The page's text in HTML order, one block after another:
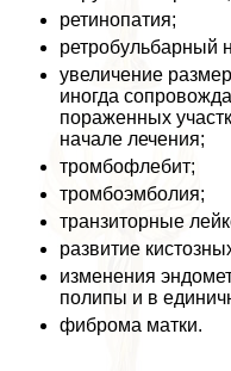
ретинопатия;
ретробульбарный
увеличение
иногда
пораженных
начале лечения;
тромбофлебит;
тромбоэмболия;
транзиторные
развитие
изменения
полипы и в
фиброма матки.